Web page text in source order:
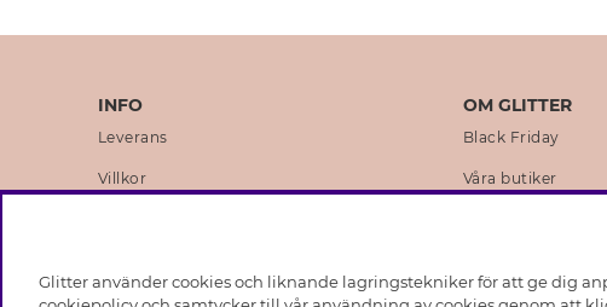
INFO
Leverans
Villkor
Medlemsvillkor
OM GLITTER
Black Friday
Våra butiker
Hållbarhet
Glitter använder cookies och liknande lagringstekniker för att ge dig